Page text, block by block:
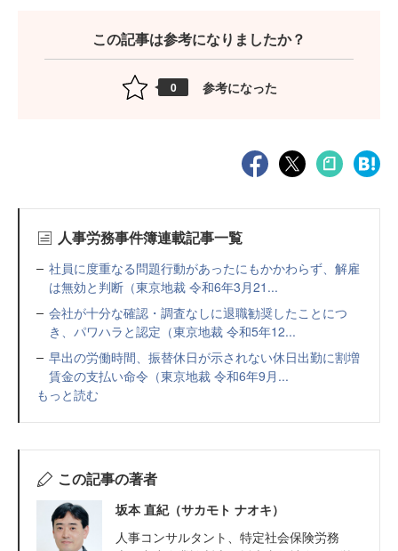
この記事は参考になりましたか？
0 参考になった
人事労務事件簿連載記事一覧
社員に度重なる問題行動があったにもかかわらず、解雇
は無効と判断（東京地裁 令和6年3月21...
会社が十分な確認・調査なしに退職勧奨したことにつ
き、パワハラと認定（東京地裁 令和5年12...
早出の労働時間、振替休日が示されない休日出勤に割増
賃金の支払い命令（東京地裁 令和6年9月...
もっと読む
この記事の著者
坂本 直紀（サカモト ナオキ）
人事コンサルタント、特定社会保険労務